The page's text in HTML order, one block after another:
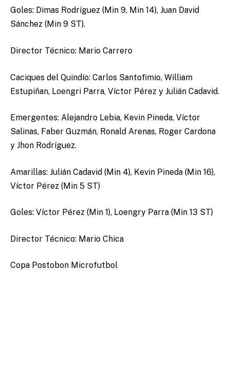
Goles: Dimas Rodríguez (Min 9, Min 14), Juan David
Sánchez (Min 9 ST).
Director Técnico: Mario Carrero
Caciques del Quindío: Carlos Santofimio, William
Estupiñan, Loengri Parra, Víctor Pérez y Julián Cadavid.
Emergentes: Alejandro Lebia, Kevin Pineda, Víctor
Salinas, Faber Guzmán, Ronald Arenas, Roger Cardona
y Jhon Rodríguez.
Amarillas: Julián Cadavid (Min 4), Kevin Pineda (Min 16),
Víctor Pérez (Min 5 ST)
Goles: Víctor Pérez (Min 1), Loengry Parra (Min 13 ST)
Director Técnico: Mario Chica
Copa Postobon Microfutbol